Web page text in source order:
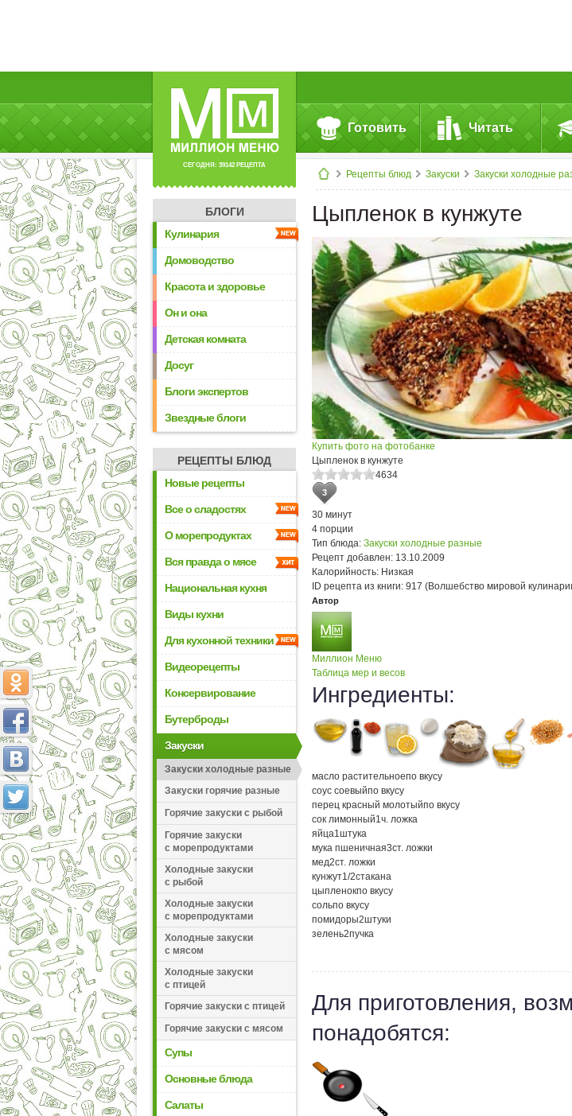
СЕГОДНЯ: 39142 РЕЦЕПТА
Готовить Читать
Рецепты блюд Закуски Закуски холодные
БЛОГИ
Кулинария
Домоводство
Красота и здоровье
Он и она
Детская комната
Досуг
Блоги экспертов
Звездные блоги
РЕЦЕПТЫ БЛЮД
Новые рецепты
Все о сладостях
О морепродуктах
Вся правда о мясе
Национальная кухня
Виды кухни
Для кухонной техники
Видеорецепты
Консервирование
Бутерброды
Закуски
Закуски холодные разные
Закуски горячие разные
Горячие закуски с рыбой
Горячие закуски
с морепродуктами
Холодные закуски
с рыбой
Холодные закуски
с морепродуктами
Холодные закуски
с мясом
Холодные закуски
с птицей
Горячие закуски с птицей
Горячие закуски с мясом
Супы
Основные блюда
Салаты
Цыпленок в кунжуте
Купить фото на фотобанке
Цыпленок в кунжуте
4634
3
30 минут
4 порции
Тип блюда: Закуски холодные разные
Рецепт добавлен: 13.10.2009
Калорийность: Низкая
ID рецепта из книги: 917 (Волшебство мировой
Автор
Миллион Меню
Таблица мер и весов
Ингредиенты:
масло растительноепо вкусу
соус соевыйпо вкусу
перец красный молотыйпо вкусу
сок лимонный1ч. ложка
яйца1штука
мука пшеничная3ст. ложки
мед2ст. ложки
кунжут1/2стакана
цыпленокпо вкусу
сольпо вкусу
помидоры2штуки
зелень2пучка
Для приготовления,
понадобятся: